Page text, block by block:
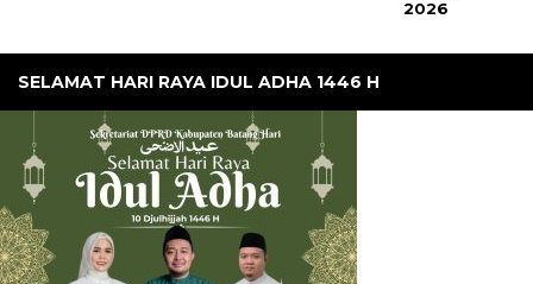
2026
SELAMAT HARI RAYA IDUL ADHA 1446 H